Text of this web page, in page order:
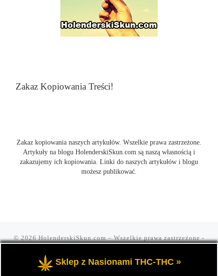
Zakaz Kopiowania Treści!
Zakaz kopiowania naszych artykułów. Wszelkie prawa zastrzeżone.
Artykuły na blogu HolenderskiSkun.com są naszą własnością i
zakazujemy ich kopiowania. Linki do naszych artykułów i blogu
możesz publikować.
© 2026HolenderskiSkun.com– Wszelkie prawa zastrzeżone-
Blog HolenderskiSkun to portal o marihuanie i konopi indyjskiej
THC oraz cannabis CBD.
Sklep z Nasionami THC-THC »